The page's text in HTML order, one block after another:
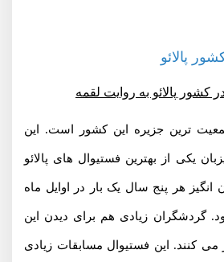
پالائو
ترین جزیره این کشور است. این
یکی از بهترین فستیوال های پالائو
انگیز هر پنج سال یک بار در اوایل ماه
گردشگران زیادی هم برای دیدن این
می کنند. این فستیوال مسابقات زیادی